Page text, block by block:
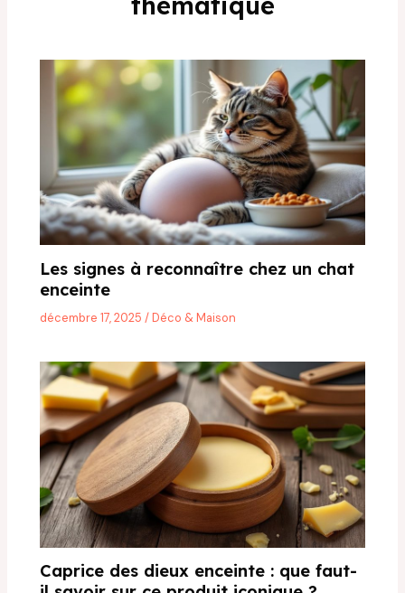
Les signes à reconnaître chez un chat
enceinte
décembre 17, 2025/Déco & Maison
Caprice des dieux enceinte : que faut-